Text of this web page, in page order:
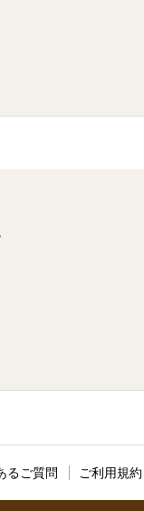
るご質問 ご利用規約